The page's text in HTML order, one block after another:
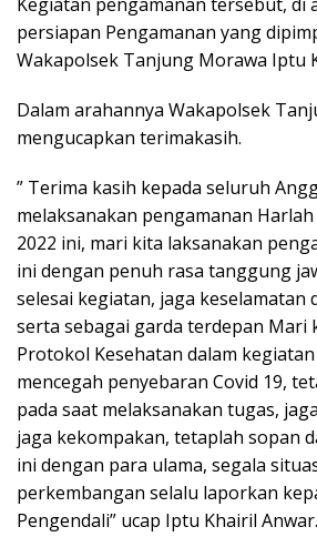
persiapan Pengamanan yang
Wakapolsek Tanjung Morawa Iptu
Dalam arahannya Wakapolsek
mengucapkan terimakasih.
” Terima kasih kepada seluruh
melaksanakan pengamanan
2022 ini, mari kita laksanakan
ini dengan penuh rasa tanggung
selesai kegiatan, jaga keselamatan
serta sebagai garda terdepan Mari
Protokol Kesehatan dalam
mencegah penyebaran Covid 19,
pada saat melaksanakan tugas,
jaga kekompakan, tetaplah sopan
ini dengan para ulama, segala
perkembangan selalu laporkan
Pengendali” ucap Iptu Khairil Anwar.